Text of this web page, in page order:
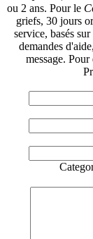
ou 2 ans. Pour le
griefs, 30 jours
service, basés
demandes
message.